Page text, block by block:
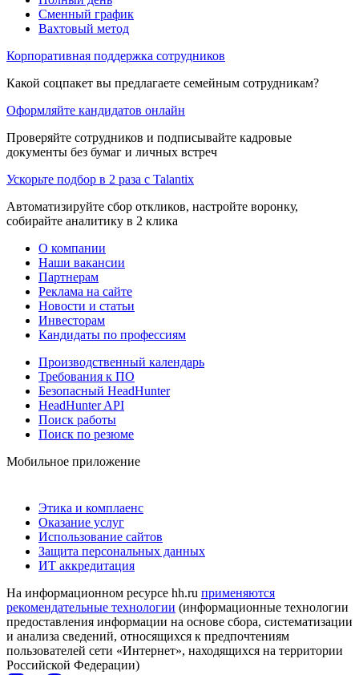
Сменный график
Вахтовый метод
Корпоративная поддержка сотрудников
Какой соцпакет вы предлагаете семейным сотрудникам?
Оформляйте кандидатов онлайн
Проверяйте сотрудников и подписывайте кадровые
документы без бумаг и личных встреч
Ускорьте подбор в 2 раза с Talantix
Автоматизируйте сбор откликов, настройте воронку,
собирайте аналитику в 2 клика
О компании
Наши вакансии
Партнерам
Реклама на сайте
Новости и статьи
Инвесторам
Кандидаты по профессиям
Производственный календарь
Требования к ПО
Безопасный HeadHunter
HeadHunter API
Поиск работы
Поиск по резюме
Мобильное приложение
Этика и комплаенс
Оказание услуг
Использование сайтов
Защита персональных данных
ИТ аккредитация
На информационном ресурсе hh.ru применяются
рекомендательные технологии (информационные технологии
предоставления информации на основе сбора, систематизации
и анализа сведений, относящихся к предпочтениям
пользователей сети «Интернет», находящихся на территории
Российской Федерации)